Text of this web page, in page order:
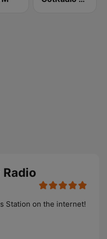
Station on the internet!